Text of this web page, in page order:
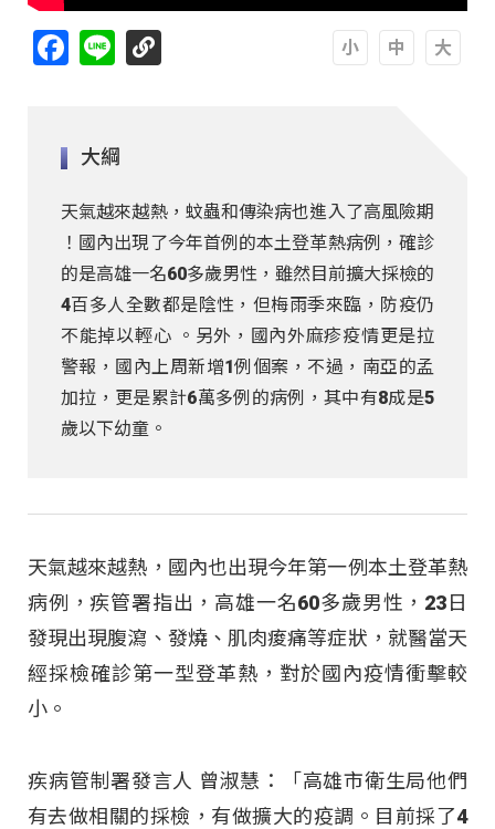
Facebook
Line
大綱
天氣越來越熱，蚊蟲和傳染病也進入了高風險期
！國內出現了今年首例的本土登革熱病例，確診
的是高雄一名60多歲男性，雖然目前擴大採檢的
4百多人全數都是陰性，但梅雨季來臨，防疫仍
不能掉以輕心 。另外，國內外麻疹疫情更是拉
警報，國內上周新增1例個案，不過，南亞的孟
加拉，更是累計6萬多例的病例，其中有8成是5
歲以下幼童。
天氣越來越熱，國內也出現今年第一例本土登革熱
病例，疾管署指出，高雄一名60多歲男性，23日
發現出現腹瀉、發燒、肌肉痠痛等症狀，就醫當天
經採檢確診第一型登革熱，對於國內疫情衝擊較
小。
疾病管制署發言人 曾淑慧：「高雄市衛生局他們
有去做相關的採檢，有做擴大的疫調。目前採了4